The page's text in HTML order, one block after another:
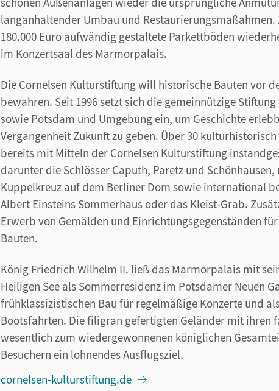
langanhaltender Umbau und
180.000 Euro aufwändig gestaltete Parkettböden
im Konzertsaal des Marmorpalais.
Die Cornelsen Kulturstiftung will historische Bauten vor
bewahren. Seit 1996 setzt sich die gemeinnützige
sowie Potsdam und Umgebung ein, um Geschichte
Vergangenheit Zukunft zu geben. Über 30
bereits mit Mitteln der Cornelsen Kulturstiftung
darunter die Schlösser Caputh, Paretz und
Kuppelkreuz auf dem Berliner Dom sowie international
Albert Einsteins Sommerhaus oder das Kleist-Grab.
Erwerb von Gemälden und Einrichtungsgegenständen
Bauten.
König Friedrich Wilhelm II. ließ das Marmorpalais mit
Heiligen See als Sommerresidenz im Potsdamer Neuen
frühklassizistischen Bau für regelmäßige Konzerte und
Bootsfahrten. Die filigran gefertigten Geländer mit ihren
wesentlich zum wiedergewonnenen königlichen
Besuchern ein lohnendes Ausflugsziel.
cornelsen-kulturstiftung.de